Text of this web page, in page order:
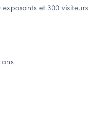
et 300 visiteurs
ans